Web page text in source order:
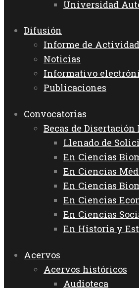
Universidad
Difusión
Informe de
Noticias
Informativo
Publicaciones
Convocatorias
Becas de Disertación
Llenado de
En Ciencias
En Ciencias
En Ciencias
En Ciencias
En Ciencias
En Historia y
Acervos
Acervos históricos
Audioteca